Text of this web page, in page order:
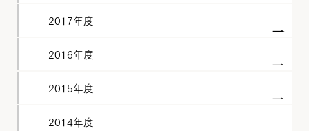
2017年度
2016年度
2015年度
2014年度